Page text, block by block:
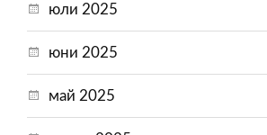
юли 2025
юни 2025
май 2025